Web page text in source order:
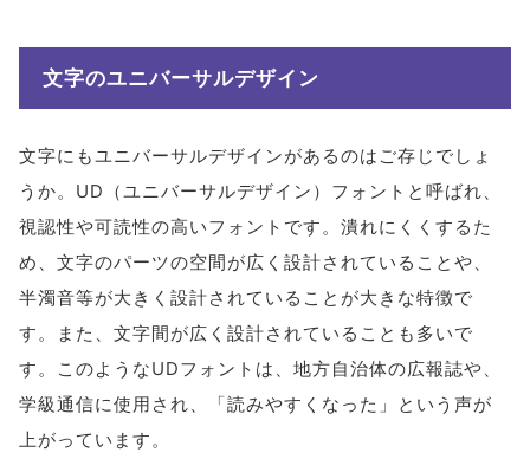
文字のユニバーサルデザイン
文字にもユニバーサルデザインがあるのはご存じでしょ
うか。UD（ユニバーサルデザイン）フォントと呼ばれ、
視認性や可読性の高いフォントです。潰れにくくするた
め、文字のパーツの空間が広く設計されていることや、
半濁音等が大きく設計されていることが大きな特徴で
す。また、文字間が広く設計されていることも多いで
す。このようなUDフォントは、地方自治体の広報誌や、
学級通信に使用され、「読みやすくなった」という声が
上がっています。